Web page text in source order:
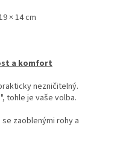
× 14 cm
a komfort
nezničitelný.
tohle je vaše volba.
zaoblenými rohy a